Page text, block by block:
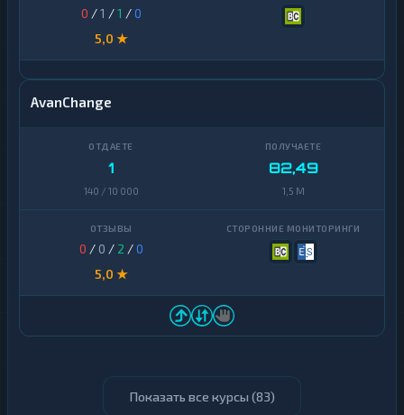
0 /1 /1 /0
5,0 ★
AvanChange
1
140 / 10 000
82,49
1,5 M
0 / 0 / 2 /0
5,0 ★
Показать все курсы (83)